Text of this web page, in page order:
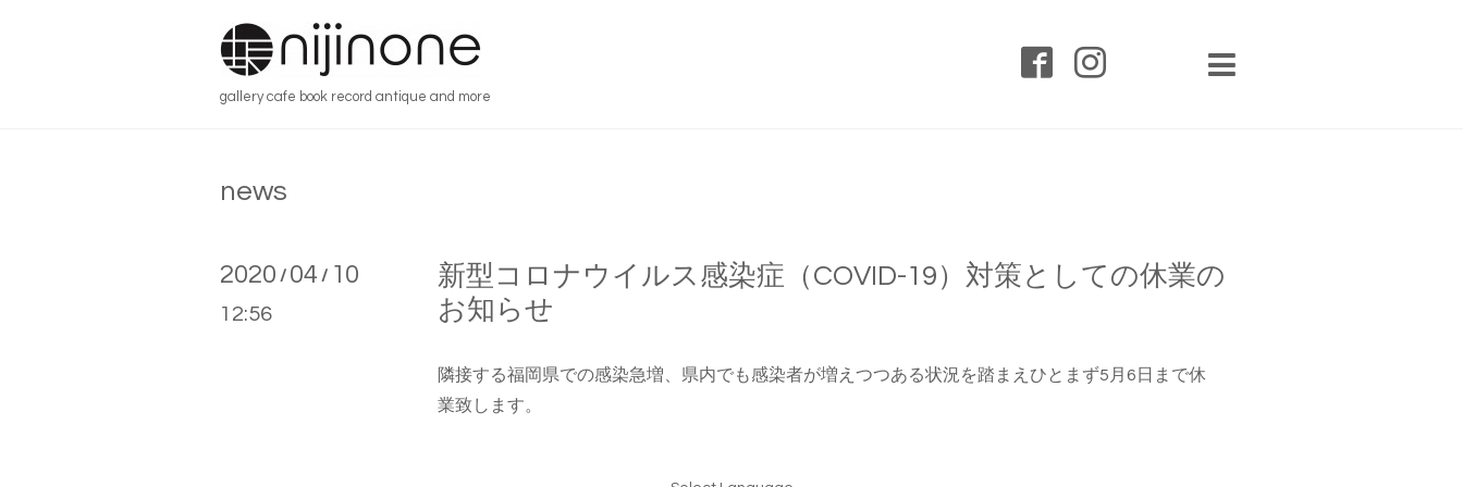
gallery cafe book record antique and more
news
2020 / 04 / 10
12:56
新型コロナウイルス感染症（COVID-19）対策としての休業の
お知らせ
隣接する福岡県での感染急増、県内でも感染者が増えつつある状況を踏まえひとまず5月6日まで休
業致します。